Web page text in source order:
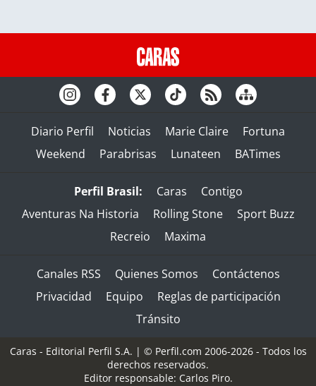
Diario Perfil Noticias Marie Claire
Fortuna
Weekend
Parabrisas Lunateen BATimes
Perfil Brasil: Caras
Contigo
Aventuras Na Historia
Rolling Stone
Sport Buzz
Recreio
Maxima
Canales RSS Quienes Somos
Contáctenos
Privacidad
Equipo
Reglas de participación
Tránsito
Caras - Editorial Perfil S.A. | © Perfil.com 2006-2026 - Todos los
derechos reservados.
Editor responsable: Carlos Piro.